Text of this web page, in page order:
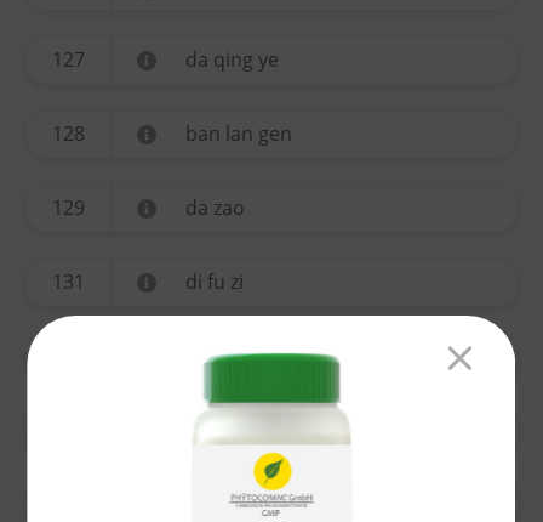
127 da qing ye
128 ban lan gen
129 da zao
131 di fu zi
yi mu cao
ting li zi
chuan xiong